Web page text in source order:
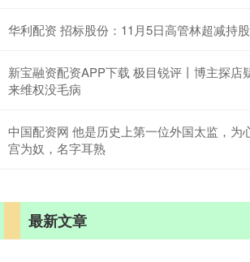
华利配资 招标股份：11月5日高管林超减持
新宝融资配资APP下载 极目锐评丨博主探店
来维权没毛病
中国配资网 他是历史上第一位外国太监，为
宫为奴，名字耳熟
最新文章